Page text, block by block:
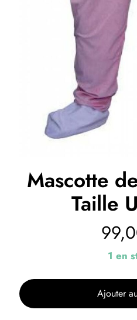
Mascotte
Taille
1 en
Ajouter